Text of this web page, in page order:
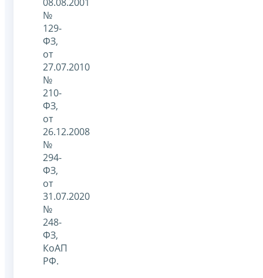
№
129-
ФЗ,
от
27.07.2010
№
210-
ФЗ,
от
26.12.2008
№
294-
ФЗ,
от
31.07.2020
№
248-
ФЗ,
КоАП
РФ.